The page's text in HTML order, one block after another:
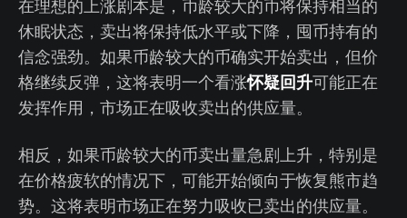
在理想的上涨剧本是，币龄较大的币将保持相当的
休眠状态，卖出将保持低水平或下降，囤币持有的
信念强劲。如果币龄较大的币确实开始卖出，但价
格继续反弹，这将表明一个看涨怀疑回升可能正在
发挥作用，市场正在吸收卖出的供应量。
相反，如果币龄较大的币卖出量急剧上升，特别是
在价格疲软的情况下，可能开始倾向于恢复熊市趋
势。这将表明市场正在努力吸收已卖出的供应量。